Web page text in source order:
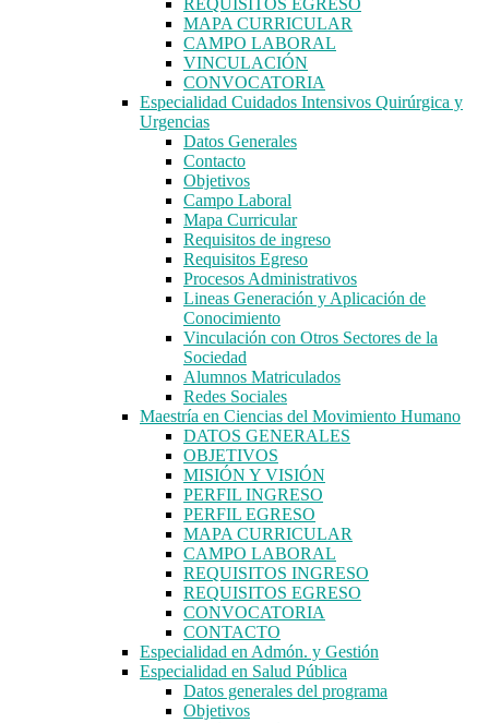
REQUISITOS EGRESO
MAPA CURRICULAR
CAMPO LABORAL
VINCULACIÓN
CONVOCATORIA
Especialidad Cuidados Intensivos Quirúrgica y
Urgencias
Datos Generales
Contacto
Objetivos
Campo Laboral
Mapa Curricular
Requisitos de ingreso
Requisitos Egreso
Procesos Administrativos
Lineas Generación y Aplicación de
Conocimiento
Vinculación con Otros Sectores de la
Sociedad
Alumnos Matriculados
Redes Sociales
Maestría en Ciencias del Movimiento Humano
DATOS GENERALES
OBJETIVOS
MISIÓN Y VISIÓN
PERFIL INGRESO
PERFIL EGRESO
MAPA CURRICULAR
CAMPO LABORAL
REQUISITOS INGRESO
REQUISITOS EGRESO
CONVOCATORIA
CONTACTO
Especialidad en Admón. y Gestión
Especialidad en Salud Pública
Datos generales del programa
Objetivos